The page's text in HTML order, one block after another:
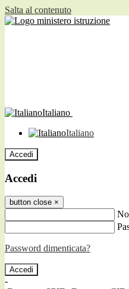
Salta al contenuto
Italiano
Italiano
Accedi
Accedi
button close ×
Password dimenticata?
-